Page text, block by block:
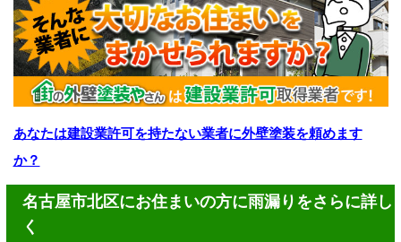
あなたは建設業許可を持たない業者に外壁塗装を頼めます
か？
名古屋市北区にお住まいの方に雨漏りをさらに詳し
く